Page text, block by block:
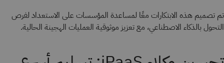
تم تصميم هذه الابتكارات معًا لمساعدة المؤسسات على الاستعداد لفرص
التحول بالذكاء الاصطناعي، مع تعزيز موثوقية العمليات الهجينة الحالية.